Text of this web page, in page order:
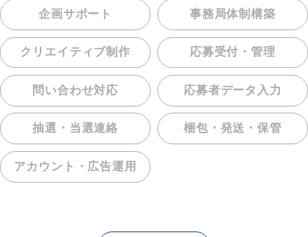
企画サポート 事務局体制構築
クリエイティブ制作 応募受付・管理
問い合わせ対応 応募者データ入力
抽選・当選連絡 梱包・発送・保管
アカウント・ 広告運用